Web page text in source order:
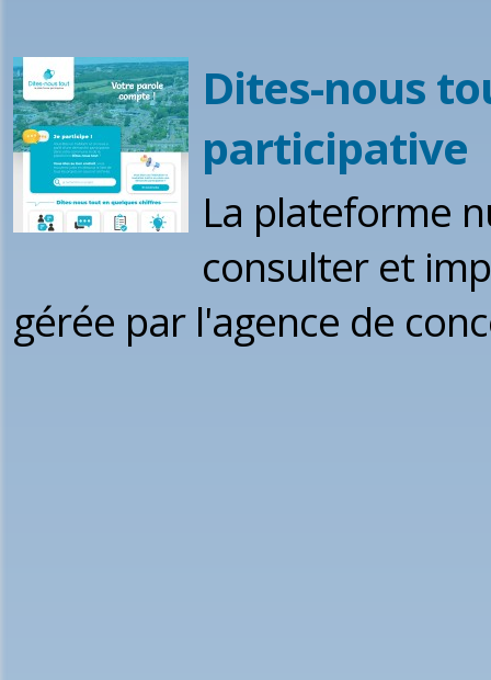
Dites-nous
participative
La plateforme
consulter et
gérée par l'agence de